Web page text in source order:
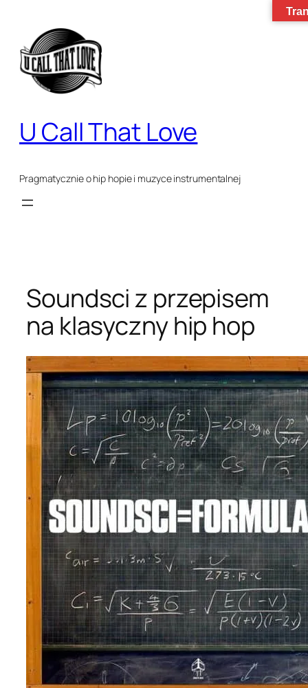
treści
U Call That Love
Pragmatycznie o hip hopie i muzyce instrumentalnej
Soundsci z przepisem
na klasyczny hip hop